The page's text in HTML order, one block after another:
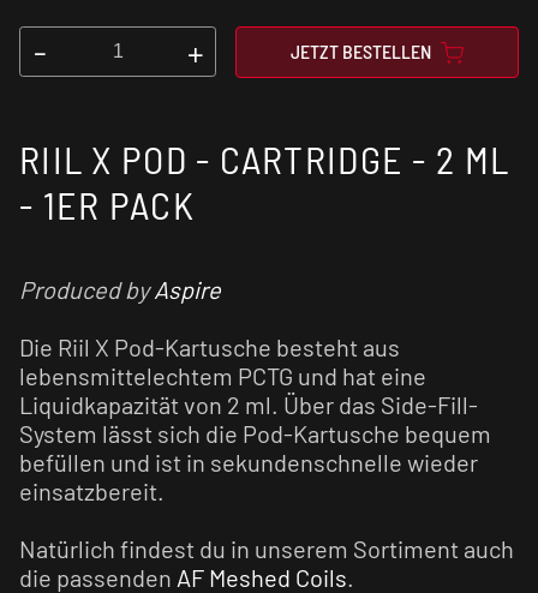
- + JETZT BESTELLEN
RIIL X POD - CARTRIDGE - 2 ML
- 1ER PACK
Produced byAspire
Die Riil X Pod-Kartusche besteht aus
lebensmittelechtem PCTG und hat eine
Liquidkapazität von 2 ml. Über das Side-Fill-
System lässt sich die Pod-Kartusche bequem
befüllen und ist in sekundenschnelle wieder
einsatzbereit.
Natürlich findest du in unserem Sortiment auch
die passenden AF Meshed Coils.